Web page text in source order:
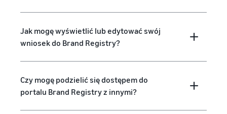
Jak mogę wyświetlić lub edytować swój
wniosek do Brand Registry?
Czy mogę podzielić się dostępem do
portalu Brand Registry z innymi?